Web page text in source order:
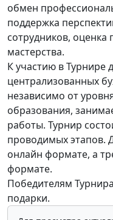
обмен
поддержка
сотрудников,
мастерства.
К участию в Турнире
централизованных
независимо от
образования,
работы. Турнир
проводимых этапов.
онлайн формате, а
формате.
Победителям
подарки.